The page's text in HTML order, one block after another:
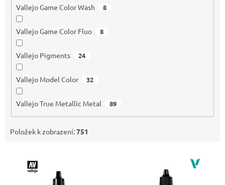
Vallejo Game Color Wash 8
Vallejo Game Color Fluo 8
Vallejo Pigments 24
Vallejo Model Color 32
Vallejo True Metallic Metal 89
Položek k zobrazení:751